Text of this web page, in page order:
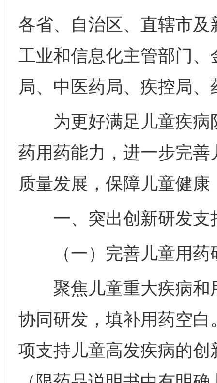
各省、自治区、直辖市
工业和信息化主管部门
局、中医药局、疾控局、
为更好满足儿童疾病
药用药能力，进一步完
质量发展，保障儿童健
一、突出创新研发支
（一）完善儿童用药
聚焦儿童重大疾病和
协同研发，填补用药空
项支持儿童高发疾病的